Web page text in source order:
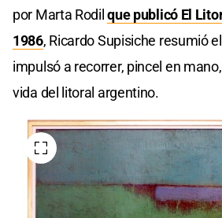
por Marta Rodilque publicó El
1986, Ricardo Supisiche resumió
impulsó a recorrer, pincel en
vida del litoral argentino.